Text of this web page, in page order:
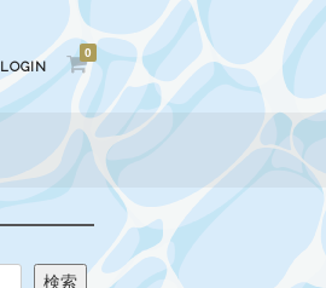
LOGIN
0
検索